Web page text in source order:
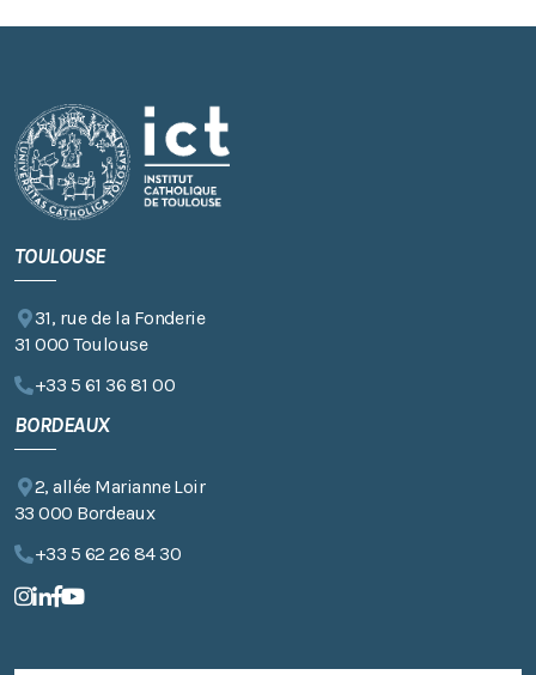
TOULOUSE
31, rue de la Fonderie
31 000 Toulouse
+33 5 61 36 81 00
BORDEAUX
2, allée Marianne Loir
33 000 Bordeaux
+33 5 62 26 84 30